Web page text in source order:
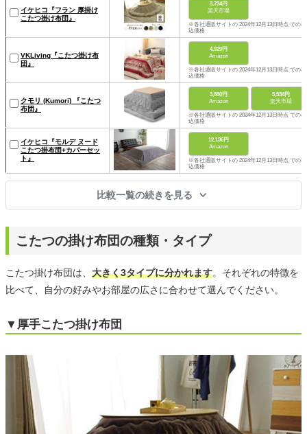
イケヒコ『フラン 厚掛け
こたつ掛け布団』
8,734円
楽天市場
※各社通販サイトの 2024年12月13日時点 での税
込価格
VKLiving『こたつ掛け布
団』
4,929円
Amazon
※各社通販サイトの 2024年12月13日時点 での税
込価格
クモリ (Kumori) 『こたつ
布団』
3,880円
Amazon
5,534円
楽天市場
※各社通販サイトの 2024年12月13日時点 での税
込価格
イケヒコ『モルデ ヌード
こたつ掛布団+カバーセッ
ト』
12,136円
Amazon
※各社通販サイトの 2024年12月13日時点 での税
込価格
比較一覧の続きを見る
こたつの掛け布団の種類・タイプ
こたつ掛け布団は、 大きく3タイプに分かれます。それぞれの特徴を
比べて、自分の好みやお部屋の広さに合わせて選んでください。
▼厚手こたつ掛け布団